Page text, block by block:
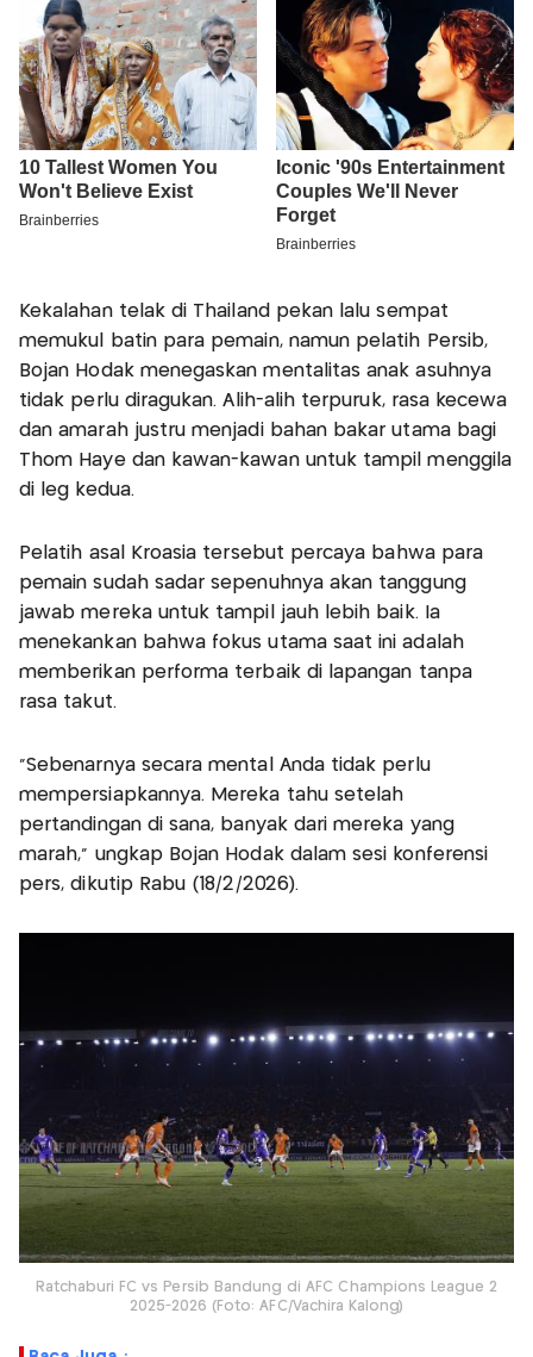
Kekalahan telak di Thailand pekan lalu sempat
memukul batin para pemain, namun pelatih Persib,
Bojan Hodak menegaskan mentalitas anak asuhnya
tidak perlu diragukan. Alih-alih terpuruk, rasa kecewa
dan amarah justru menjadi bahan bakar utama bagi
Thom Haye dan kawan-kawan untuk tampil menggila
di leg kedua.
Pelatih asal Kroasia tersebut percaya bahwa para
pemain sudah sadar sepenuhnya akan tanggung
jawab mereka untuk tampil jauh lebih baik. Ia
menekankan bahwa fokus utama saat ini adalah
memberikan performa terbaik di lapangan tanpa
rasa takut.
"Sebenarnya secara mental Anda tidak perlu
mempersiapkannya. Mereka tahu setelah
pertandingan di sana, banyak dari mereka yang
marah," ungkap Bojan Hodak dalam sesi konferensi
pers, dikutip Rabu (18/2/2026).
Ratchaburi FC vs Persib Bandung di AFC Champions League 2
2025-2026 (Foto: AFC/Vachira Kalong)